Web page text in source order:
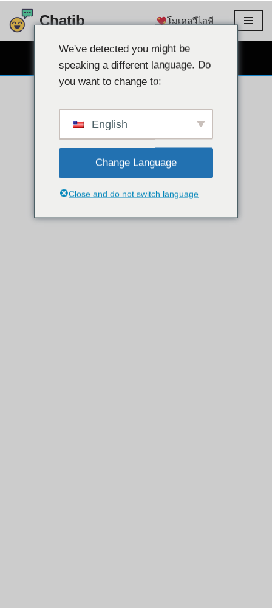
ข้าม
เนื้อหา
Chatib โมเดลวีไอพี
แชทผ่านเว็บแคมฟรี
We've detected you might be
speaking a different language. Do
you want to change to:
English
Change Language
Close and do not switch language